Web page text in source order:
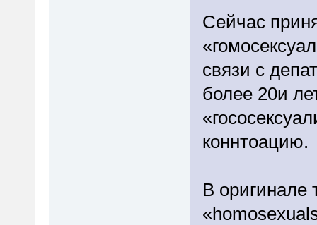
Сейчас
связи с
более 20и
коннтоацию.
В оригинале